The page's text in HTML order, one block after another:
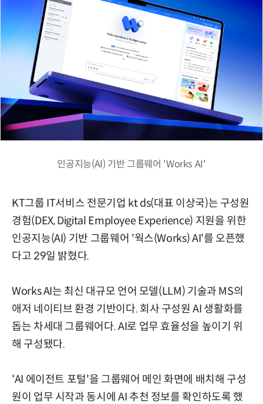
인공지능(AI) 기반 그룹웨어 'Works AI'
KT그룹 IT서비스 전문기업 kt ds(대표 이상국)는 구성원
경험(DEX, Digital Employee Experience) 지원을 위한
인공지능(AI) 기반 그룹웨어 '웍스(Works) AI'를 오픈했
다고 29일 밝혔다.
Works AI는 최신 대규모 언어 모델(LLM) 기술과 MS의
애저 네이티브 환경 기반이다. 회사 구성원 AI 생활화를
돕는 차세대 그룹웨어다. AI로 업무 효율성을 높이기 위
해 구성됐다.
'AI 에이전트 포털'을 그룹웨어 메인 화면에 배치해 구성
원이 업무 시작과 동시에 AI 추천 정보를 확인하도록 했